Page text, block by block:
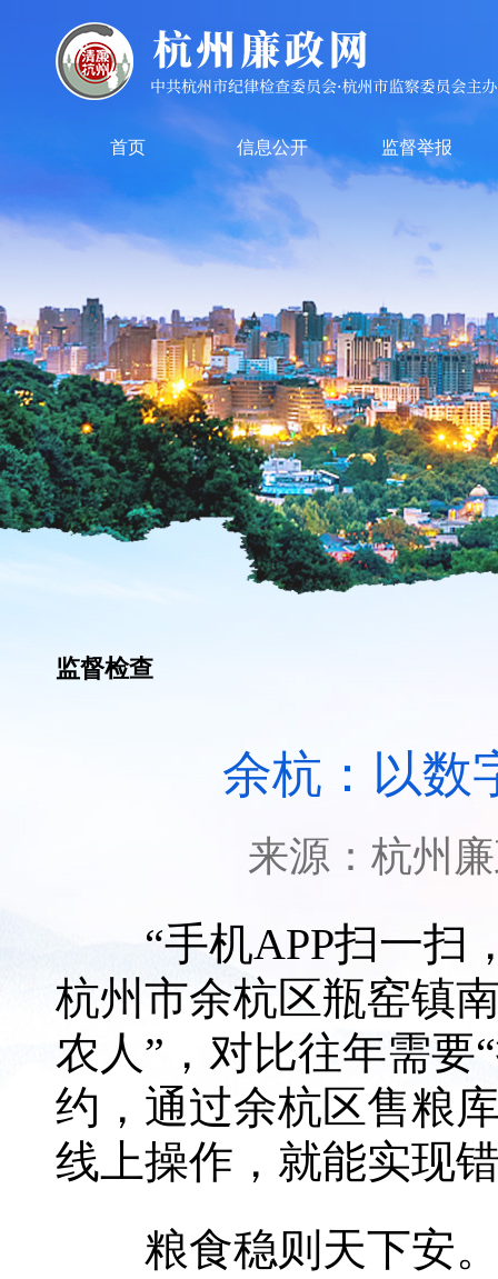
首页 信息公开 监督举报
监督检查
余杭：以数
来源： 杭州
“手机APP扫一扫，
杭州市余杭区瓶窑镇
农人”，对比往年需要
约，通过余杭区售粮
线上操作，就能实现
粮食稳则天下安。